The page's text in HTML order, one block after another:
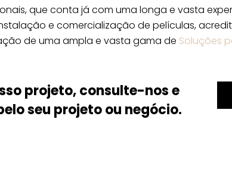
que conta já com uma longa e vasta
e comercialização de películas,
de uma ampla e vasta gama de Soluções
projeto, consulte-nos e
seu projeto ou negócio.